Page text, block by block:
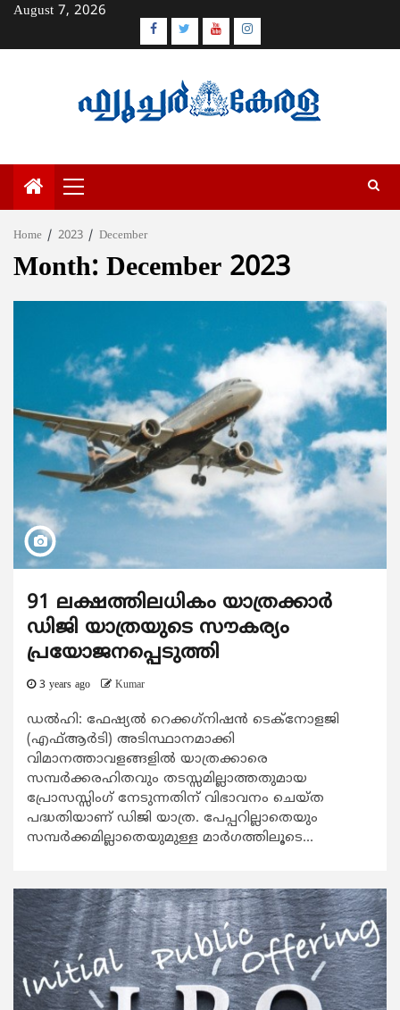
Skip
content
August 7, 2026
Facebook
TwitterYoutubeInstagram
Primary
Menu
Home 2023 December
Month: December 2023
91 ലക്ഷത്തിലധികം യാത്രക്കാര്‍
ഡിജി യാത്രയുടെ സൗകര്യം
പ്രയോജനപ്പെടുത്തി
3 years ago Kumar
ഡൽഹി: ഫേഷ്യല്‍ റെക്കഗ്‌നിഷന്‍ ടെക്‌നോളജി
(എഫ്ആര്‍ടി) അടിസ്ഥാനമാക്കി
വിമാനത്താവളങ്ങളില്‍ യാത്രക്കാരെ
സമ്പര്‍ക്കരഹിതവും തടസ്സമില്ലാത്തതുമായ
പ്രോസസ്സിംഗ് നേടുന്നതിന് വിഭാവനം ചെയ്ത
പദ്ധതിയാണ് ഡിജി യാത്ര. പേപ്പറില്ലാതെയും
സമ്പര്‍ക്കമില്ലാതെയുമുള്ള മാര്‍ഗത്തിലൂടെ...